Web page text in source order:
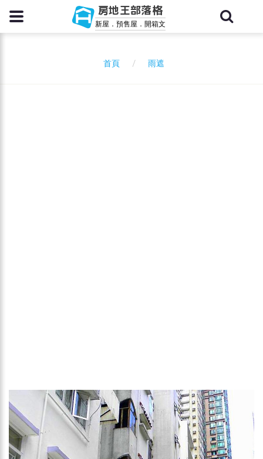
房地王部落格
新屋．預售屋．開箱文
首頁 雨遮